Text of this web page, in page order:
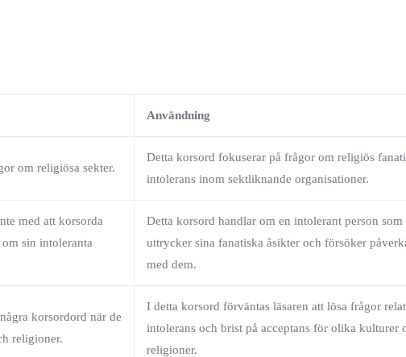
Användning
om religiösa sekter.
Detta korsord fokuserar på frågor om religiös
intolerans inom sektliknande organisationer.
med att korsorda
sin intoleranta
Detta korsord handlar om en intolerant person som
uttrycker sina fanatiska åsikter och försöker
med dem.
korsordord när de
religioner.
I detta korsord förväntas läsaren att lösa frågor
intolerans och brist på acceptans för olika kulturer
religioner.